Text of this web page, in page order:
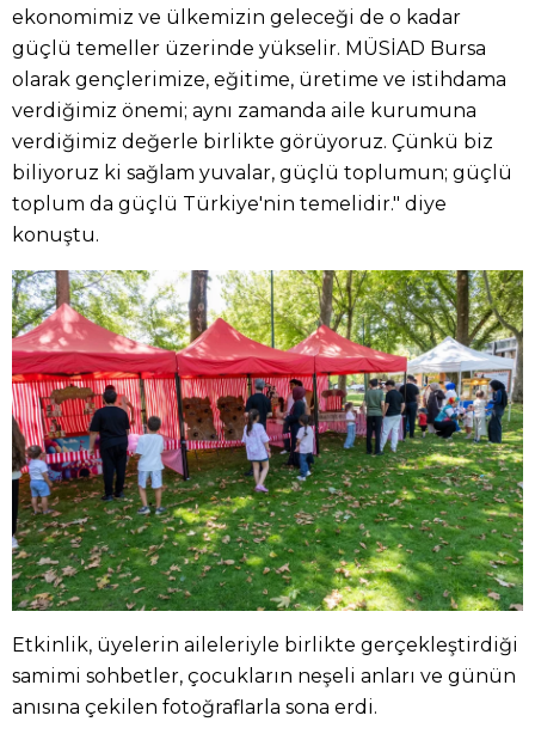
ekonomimiz ve ülkemizin geleceği de o kadar
güçlü temeller üzerinde yükselir. MÜSİAD Bursa
olarak gençlerimize, eğitime, üretime ve istihdama
verdiğimiz önemi; aynı zamanda aile kurumuna
verdiğimiz değerle birlikte görüyoruz. Çünkü biz
biliyoruz ki sağlam yuvalar, güçlü toplumun; güçlü
toplum da güçlü Türkiye'nin temelidir." diye
konuştu.
Etkinlik, üyelerin aileleriyle birlikte gerçekleştirdiği
samimi sohbetler, çocukların neşeli anları ve günün
anısına çekilen fotoğraflarla sona erdi.